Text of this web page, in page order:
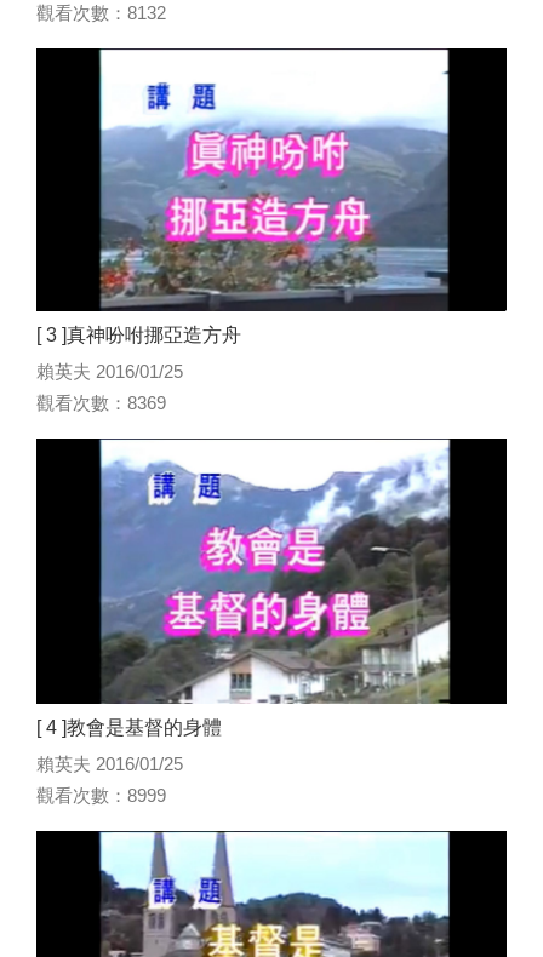
觀看次數：8132
[ 3 ]真神吩咐挪亞造方舟
賴英夫 2016/01/25
觀看次數：8369
[ 4 ]教會是基督的身體
賴英夫 2016/01/25
觀看次數：8999